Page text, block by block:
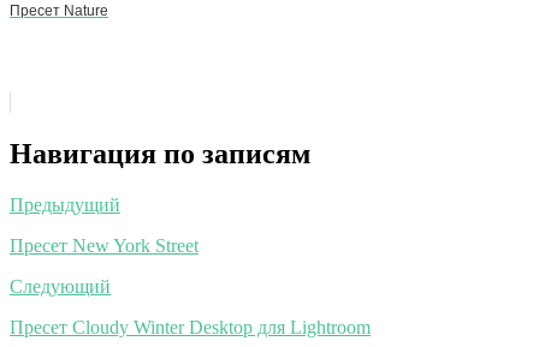
Пресет Nature
Навигация по записям
Предыдущий
Пресет New York Street
Следующий
Пресет Cloudy Winter Desktop для Lightroom